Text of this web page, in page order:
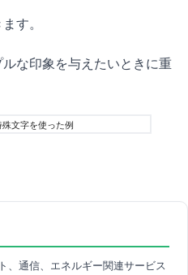
す。
な印象を与えたいときに重
、通信、エネルギー関連サービス